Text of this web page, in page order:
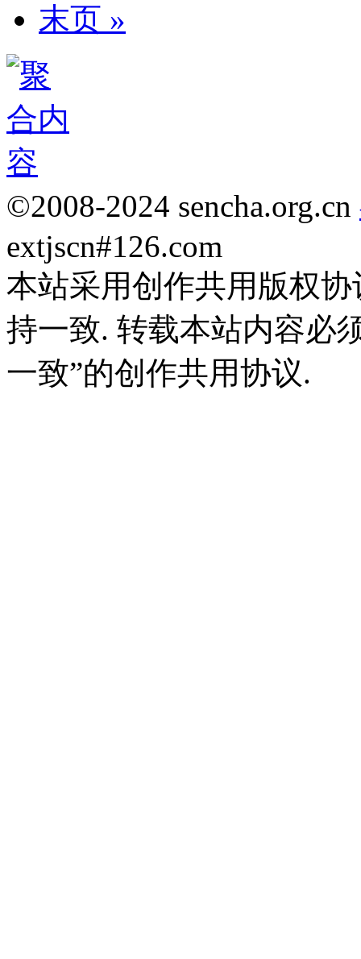
末页 »
©2008-2024 sencha.org.cn
extjscn#126.com
本站采用创作共用版权
持一致. 转载本站内容必
一致”的创作共用协议.